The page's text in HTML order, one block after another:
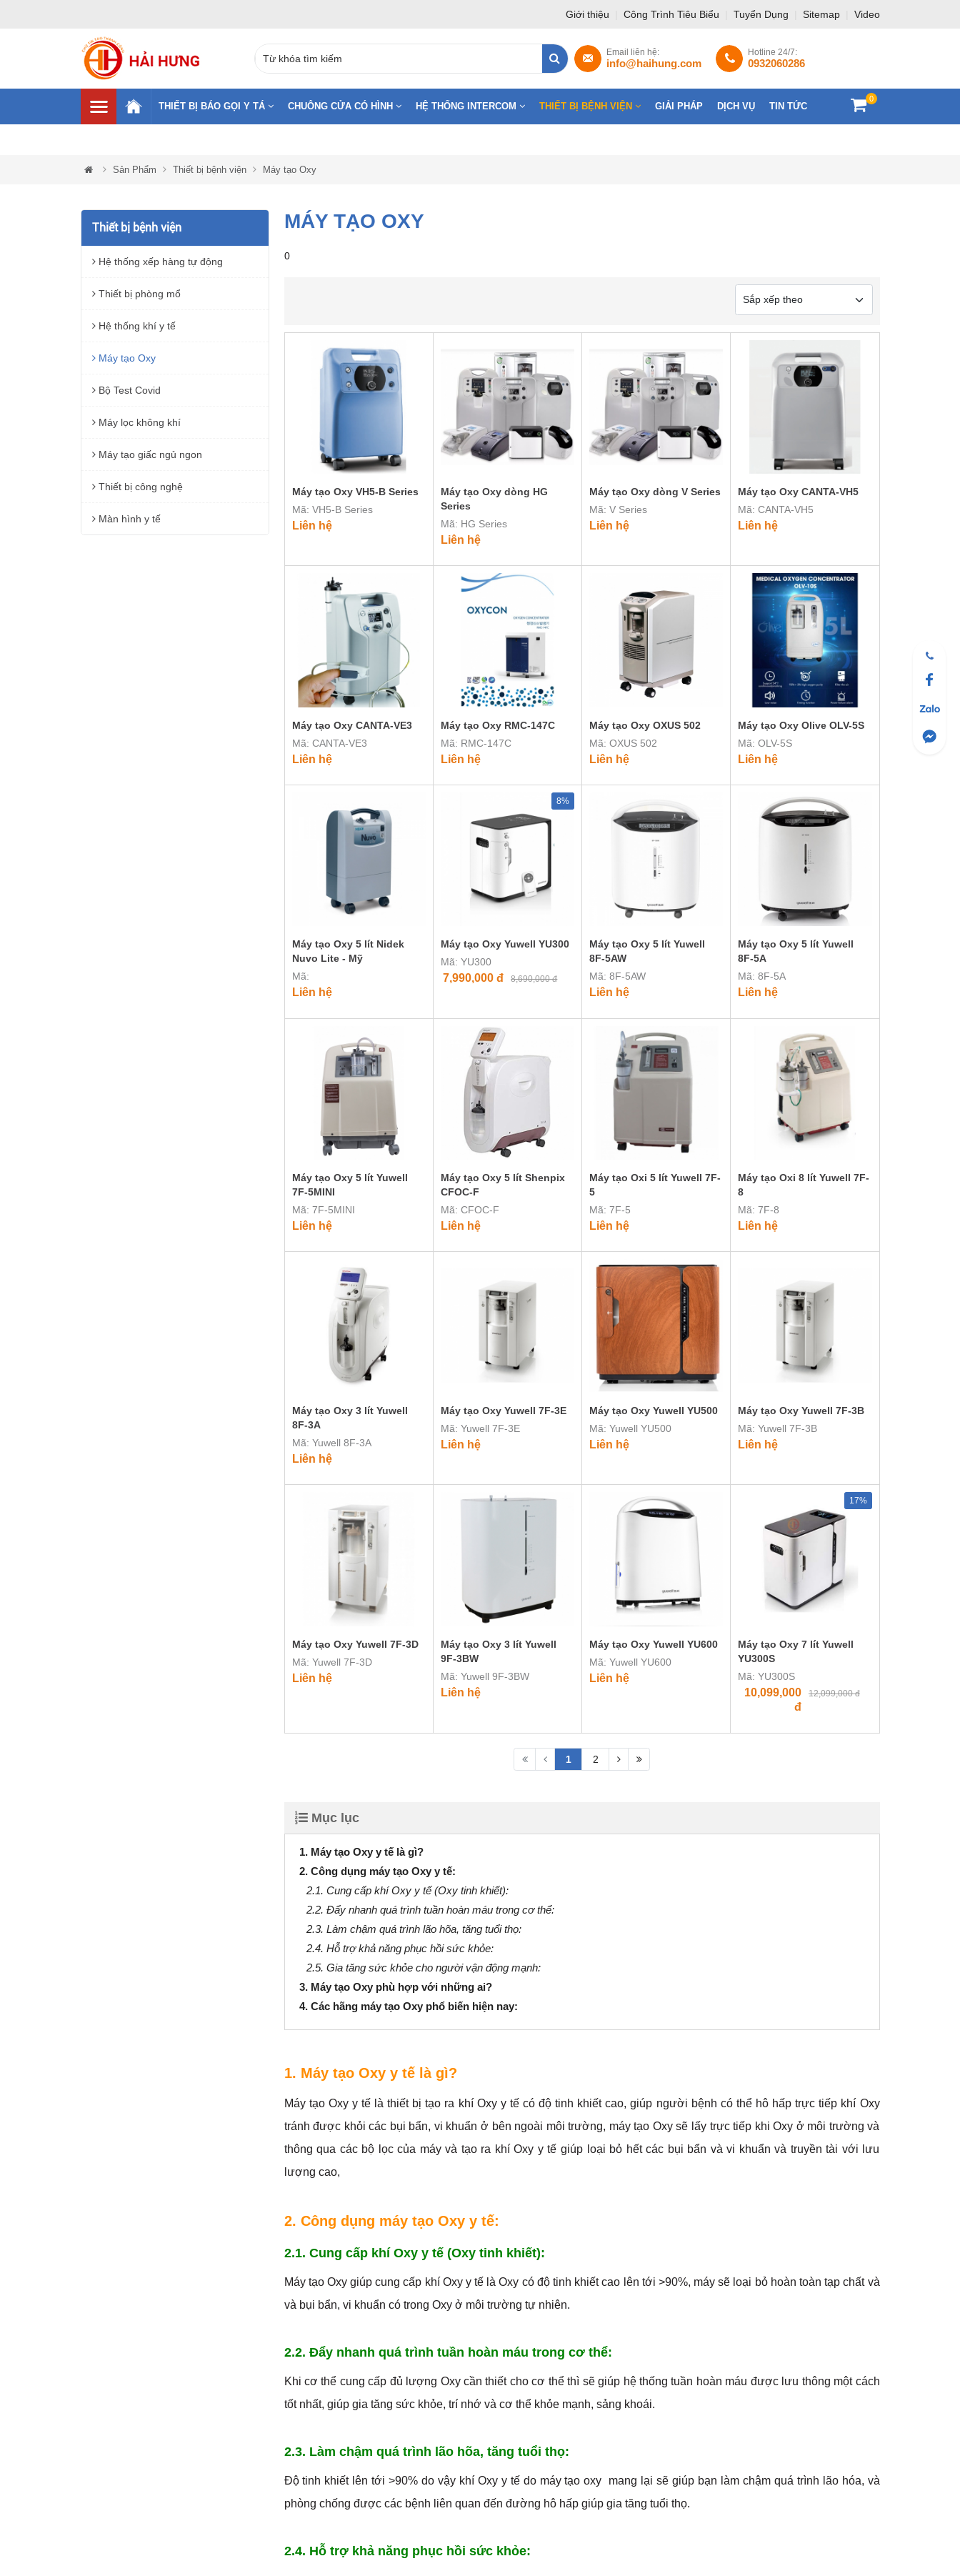
Giới thiệu Công Trình Tiêu Biểu Tuyển Dụng Sitemap Video
Hotline 24/7:
0932060286
Email liên hệ:
info@haihung.com
0
THIẾT BỊ BÁO GỌI Y TÁ CHUÔNG CỬA CÓ HÌNH HỆ THỐNG INTERCOM THIẾT BỊ BỆNH VIỆN GIẢI PHÁP DỊCH VỤ TIN TỨC
Sản Phẩm Thiết bị bệnh viện Máy tạo Oxy
Thiết bị bệnh viện
Hệ thống xếp hàng tự động
Thiết bị phòng mổ
Hệ thống khí y tế
Máy tạo Oxy
Bộ Test Covid
Máy lọc không khí
Máy tạo giấc ngủ ngon
Thiết bị công nghệ
Màn hình y tế
MÁY TẠO OXY
0
Máy tạo Oxy VH5-B Series
Mã: VH5-B Series
Liên hệ
Máy tạo Oxy dòng HG
Series
Mã: HG Series
Liên hệ
Máy tạo Oxy dòng V Series
Mã: V Series
Liên hệ
Máy tạo Oxy CANTA-VH5
Mã: CANTA-VH5
Liên hệ
Máy tạo Oxy CANTA-VE3
Mã: CANTA-VE3
Liên hệ
Máy tạo Oxy RMC-147C
Mã: RMC-147C
Liên hệ
Máy tạo Oxy OXUS 502
Mã: OXUS 502
Liên hệ
Máy tạo Oxy Olive OLV-5S
Mã: OLV-5S
Liên hệ
Máy tạo Oxy 5 lít Nidek
Nuvo Lite - Mỹ
Mã:
Liên hệ
8%
Máy tạo Oxy Yuwell YU300
Mã: YU300
7,990,000 đ 8,690,000 đ
Máy tạo Oxy 5 lít Yuwell
8F-5AW
Mã: 8F-5AW
Liên hệ
Máy tạo Oxy 5 lít Yuwell
8F-5A
Mã: 8F-5A
Liên hệ
Máy tạo Oxy 5 lít Yuwell
7F-5MINI
Mã: 7F-5MINI
Liên hệ
Máy tạo Oxy 5 lít Shenpix
CFOC-F
Mã: CFOC-F
Liên hệ
Máy tạo Oxi 5 lít Yuwell 7F-
5
Mã: 7F-5
Liên hệ
Máy tạo Oxi 8 lít Yuwell 7F-
8
Mã: 7F-8
Liên hệ
Máy tạo Oxy 3 lít Yuwell
8F-3A
Mã: Yuwell 8F-3A
Liên hệ
Máy tạo Oxy Yuwell 7F-3E
Mã: Yuwell 7F-3E
Liên hệ
Máy tạo Oxy Yuwell YU500
Mã: Yuwell YU500
Liên hệ
Máy tạo Oxy Yuwell 7F-3B
Mã: Yuwell 7F-3B
Liên hệ
Máy tạo Oxy Yuwell 7F-3D
Mã: Yuwell 7F-3D
Liên hệ
Máy tạo Oxy 3 lít Yuwell
9F-3BW
Mã: Yuwell 9F-3BW
Liên hệ
Máy tạo Oxy Yuwell YU600
Mã: Yuwell YU600
Liên hệ
17%
Máy tạo Oxy 7 lít Yuwell
YU300S
Mã: YU300S
10,099,000
đ
12,099,000 đ
1 2
Mục lục
1. Máy tạo Oxy y tế là gì?
2. Công dụng máy tạo Oxy y tế:
2.1. Cung cấp khí Oxy y tế (Oxy tinh khiết):
2.2. Đẩy nhanh quá trình tuần hoàn máu trong cơ thể:
2.3. Làm chậm quá trình lão hõa, tăng tuổi thọ:
2.4. Hỗ trợ khả năng phục hồi sức khỏe:
2.5. Gia tăng sức khỏe cho người vận động mạnh:
3. Máy tạo Oxy phù hợp với những ai?
4. Các hãng máy tạo Oxy phổ biến hiện nay:
1. Máy tạo Oxy y tế là gì?
Máy tạo Oxy y tế là thiết bị tạo ra khí Oxy y tế có độ tinh khiết cao, giúp người bệnh có thể hô hấp trực tiếp khí Oxy
tránh được khỏi các bụi bẩn, vi khuẩn ở bên ngoài môi trường, máy tạo Oxy sẽ lấy trực tiếp khi Oxy ở môi trường và
thông qua các bộ lọc của máy và tạo ra khí Oxy y tế giúp loại bỏ hết các bụi bẩn và vi khuẩn và truyền tài với lưu
lượng cao,
2. Công dụng máy tạo Oxy y tế:
2.1. Cung cấp khí Oxy y tế (Oxy tinh khiết):
Máy tạo Oxy giúp cung cấp khí Oxy y tế là Oxy có độ tinh khiết cao lên tới >90%, máy sẽ loại bỏ hoàn toàn tạp chất và
và bụi bẩn, vi khuẩn có trong Oxy ở môi trường tự nhiên.
2.2. Đẩy nhanh quá trình tuần hoàn máu trong cơ thể:
Khi cơ thể cung cấp đủ lượng Oxy cần thiết cho cơ thể thì sẽ giúp hệ thống tuần hoàn máu được lưu thông một cách
tốt nhất, giúp gia tăng sức khỏe, trí nhớ và cơ thể khỏe mạnh, sảng khoái.
2.3. Làm chậm quá trình lão hõa, tăng tuổi thọ:
Độ tinh khiết lên tới >90% do vậy khí Oxy y tế do máy tạo oxy mang lại sẽ giúp bạn làm chậm quá trình lão hóa, và
phòng chống được các bệnh liên quan đến đường hô hấp giúp gia tăng tuổi thọ.
2.4. Hỗ trợ khả năng phục hồi sức khỏe: